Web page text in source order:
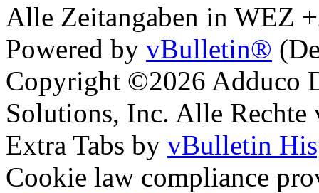
Alle Zeitangaben in WEZ
Powered by vBulletin®
Copyright ©2026 Adduco
Solutions, Inc. Alle Rechte
Extra Tabs by vBulletin
Cookie law compliance